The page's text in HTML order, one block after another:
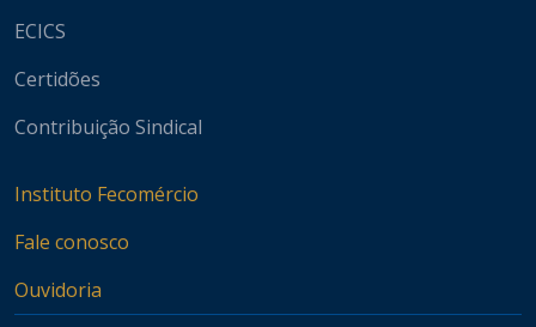
ECICS
Certidões
Contribuição Sindical
Instituto Fecomércio
Fale conosco
Ouvidoria